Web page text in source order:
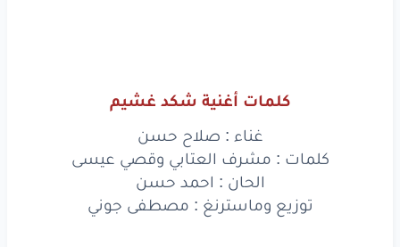
www.lyrics-arabic.com
كلمات أغنية شكد غشيم
غناء : صلاح حسن
كلمات : مشرف العتابي وقصي عيسى
الحان : احمد حسن
توزيع وماسترنغ : مصطفى جوني